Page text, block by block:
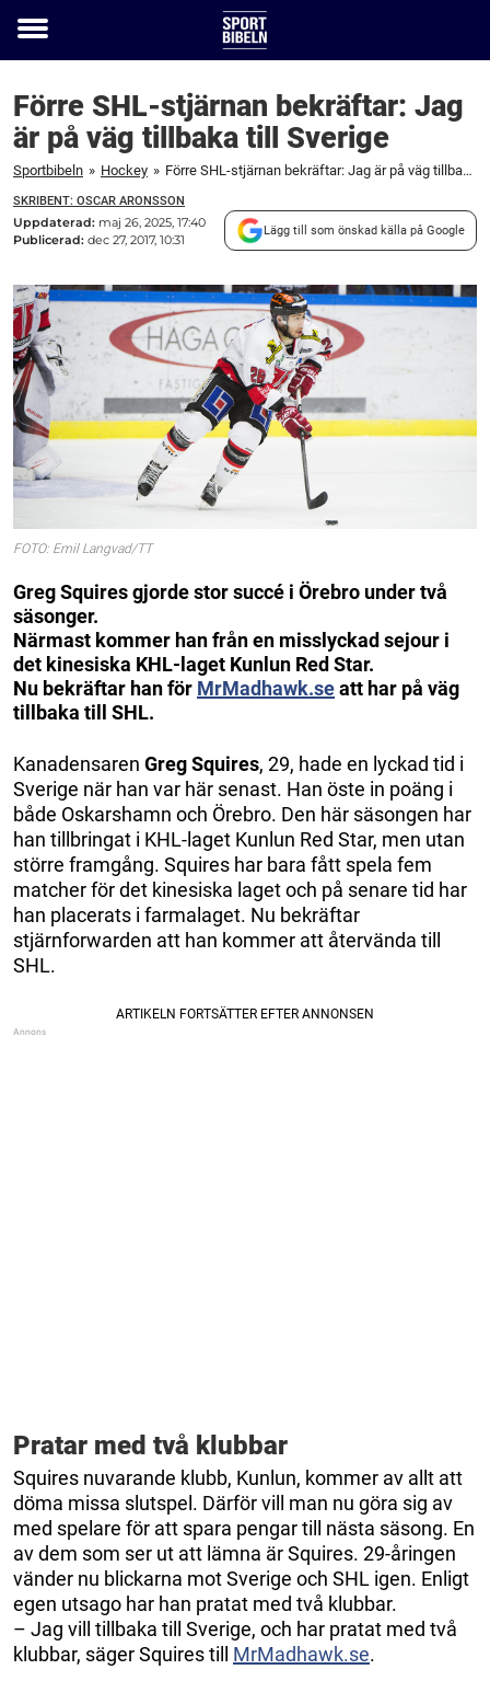
Toggle
Förre SHL-stjärnan bekräftar: Jag
är på väg tillbaka till Sverige
Sportbibeln » Hockey » Förre SHL-stjärnan bekräftar: Jag är på väg tillbaka till Sverige
SKRIBENT: OSCAR ARONSSON
Uppdaterad: maj 26, 2025, 17:40
Publicerad: dec 27, 2017, 10:31
Lägg till som önskad källa på Google
FOTO: Emil Langvad/TT
Greg Squires gjorde stor succé i Örebro under två
säsonger.
Närmast kommer han från en misslyckad sejour i
det kinesiska KHL-laget Kunlun Red Star.
Nu bekräftar han för MrMadhawk.seatt har på väg
tillbaka till SHL.
Kanadensaren Greg Squires, 29, hade en lyckad tid i
Sverige när han var här senast. Han öste in poäng i
både Oskarshamn och Örebro. Den här säsongen har
han tillbringat i KHL-laget Kunlun Red Star, men utan
större framgång. Squires har bara fått spela fem
matcher för det kinesiska laget och på senare tid har
han placerats i farmalaget. Nu bekräftar
stjärnforwarden att han kommer att återvända till
SHL.
Pratar med två klubbar
Squires nuvarande klubb, Kunlun, kommer av allt att
döma missa slutspel. Därför vill man nu göra sig av
med spelare för att spara pengar till nästa säsong. En
av dem som ser ut att lämna är Squires. 29-åringen
vänder nu blickarna mot Sverige och SHL igen. Enligt
egen utsago har han pratat med två klubbar.
– Jag vill tillbaka till Sverige, och har pratat med två
klubbar, säger Squires till MrMadhawk.se.